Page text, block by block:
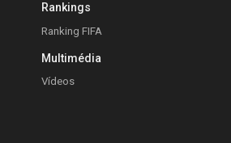
Rankings
Ranking FIFA
Multimédia
Vídeos